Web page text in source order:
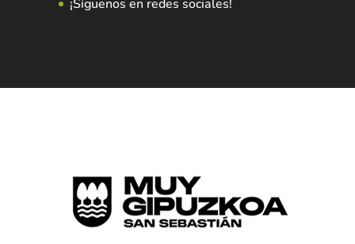
¡Síguenos en redes sociales!